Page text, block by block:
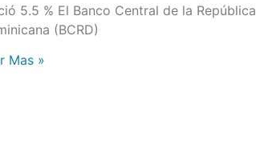
5.5 % El Banco Central de la República
(BCRD)
Mas »